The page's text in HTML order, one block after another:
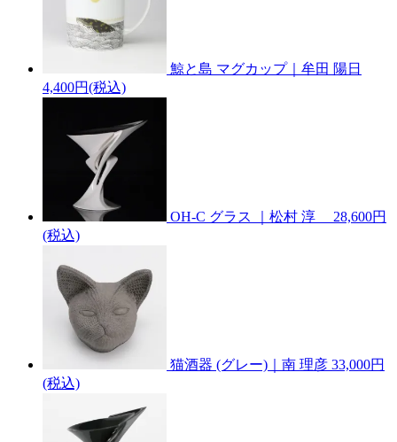
鯨と島 マグカップ｜牟田 陽日
4,400円(税込)
OH-C グラス ｜松村 淳
28,600円
(税込)
猫酒器 (グレー)｜南 理彦 33,000円
(税込)